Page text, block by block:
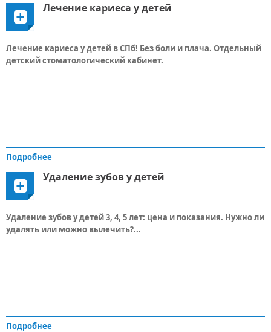
Лечение кариеса у детей
Лечение кариеса у детей в СПб! Без боли и плача. Отдельный
детский стоматологический кабинет.
Подробнее
Удаление зубов у детей
Удаление зубов у детей 3, 4, 5 лет: цена и показания. Нужно ли
удалять или можно вылечить?...
Подробнее